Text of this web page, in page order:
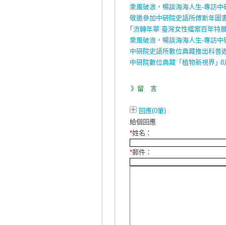
乘風破浪，暢談海海人生-專訪
敬邀參加中研院史語所傅斯年圖
｢流轉年華 臺灣女性檔案百年特
乘風破浪，暢談海海人生-專訪
中研院史語所數位典藏推出科普
中研院數位典藏「植物新視界｣
》留 言
回應(0筆)
給個回應
*姓名：
*郵件：